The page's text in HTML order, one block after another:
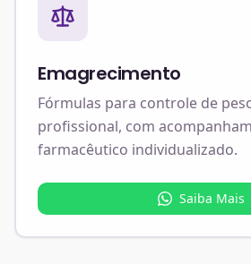
Emagrecimento
Fórmulas para controle de
profissional, com
farmacêutico individualizado.
Saiba Mais